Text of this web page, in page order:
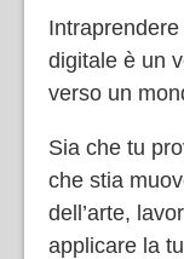
digitale è un
verso un
Sia che tu
che stia
dell’arte,
applicare la